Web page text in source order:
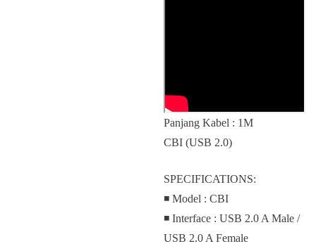
Panjang Kabel : 1M
CBI (USB 2.0)
SPECIFICATIONS:
◾ Model : CBI
◾ Interface : USB 2.0 A Male /
USB 2.0 A Female